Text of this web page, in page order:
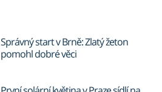
Správný start v Brně: Zlatý žeton
pomohl dobré věci